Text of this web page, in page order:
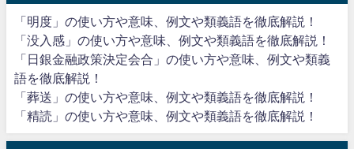
「明度」の使い方や意味、例文や類義語を徹底解説！
「没入感」の使い方や意味、例文や類義語を徹底解説！
「日銀金融政策決定会合」の使い方や意味、例文や類義
語を徹底解説！
「葬送」の使い方や意味、例文や類義語を徹底解説！
「精読」の使い方や意味、例文や類義語を徹底解説！